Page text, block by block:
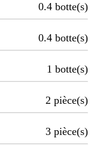
0.4 botte(s)
0.4 botte(s)
1 botte(s)
2 pièce(s)
3 pièce(s)